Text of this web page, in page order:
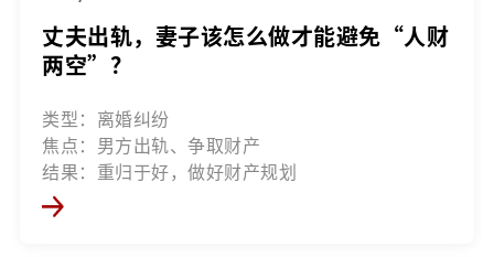
丈夫出轨，妻子该怎么做才能避免“人财
两空”？
类型：离婚纠纷
焦点：男方出轨、争取财产
结果：重归于好，做好财产规划